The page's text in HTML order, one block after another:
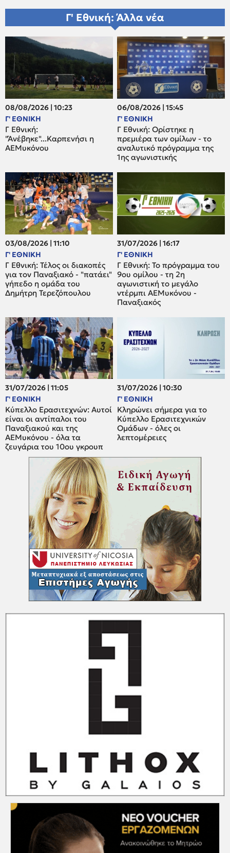
Γ' Εθνική: Άλλα νέα
08/08/2026 | 10:23
Γ' ΕΘΝΙΚΗ
Γ Εθνική:
"Άνέβηκε"...Καρπενήσι η
ΑΕΜυκόνου
06/08/2026 | 15:45
Γ' ΕΘΝΙΚΗ
Γ Εθνική: Ορίστηκε η
πρεμιέρα των ομίλων - το
αναλυτικό πρόγραμμα της
1ης αγωνιστικής
03/08/2026 | 11:10
Γ' ΕΘΝΙΚΗ
Γ Εθνική: Τέλος οι διακοπές
για τον Παναξιακό - "πατάει"
γήπεδο η ομάδα του
Δημήτρη Τερεζόπουλου
31/07/2026 | 16:17
Γ' ΕΘΝΙΚΗ
Γ Εθνική: Το πρόγραμμα του
9ου ομίλου - τη 2η
αγωνιστική το μεγάλο
ντέρμπι ΑΕΜυκόνου -
Παναξιακός
31/07/2026 | 11:05
Γ' ΕΘΝΙΚΗ
Κύπελλο Ερασιτεχνών: Αυτοί
είναι οι αντίπαλοι του
Παναξιακού και της
ΑΕΜυκόνου - όλα τα
ζευγάρια του 10ου γκρουπ
31/07/2026 | 10:30
Γ' ΕΘΝΙΚΗ
Κληρώνει σήμερα για το
Κύπελλο Ερασιτεχνικών
Ομάδων - όλες οι
λεπτομέρειες